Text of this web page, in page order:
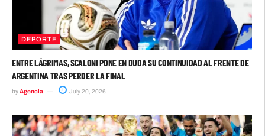
DEPORTE
ENTRE LÁGRIMAS, SCALONI PONE EN DUDA SU CONTINUIDAD AL FRENTE DE
ARGENTINA TRAS PERDER LA FINAL
byAgencia July 20, 2026